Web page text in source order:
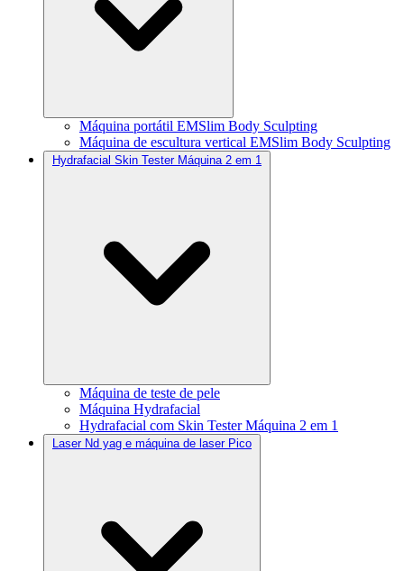
Máquina portátil EMSlim Body Sculpting
Máquina de escultura vertical EMSlim Body Sculpting
Hydrafacial Skin Tester Máquina 2 em 1
Máquina de teste de pele
Máquina Hydrafacial
Hydrafacial com Skin Tester Máquina 2 em 1
Laser Nd yag e máquina de laser Pico